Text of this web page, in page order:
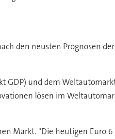
den neusten Prognosen der
GDP) und dem
lösen im
Markt. "Die heutigen Euro